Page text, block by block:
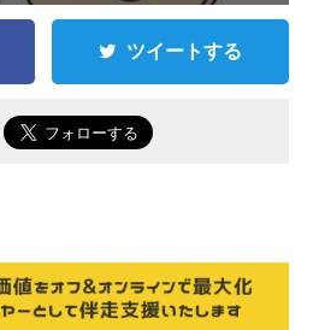
ツイートする